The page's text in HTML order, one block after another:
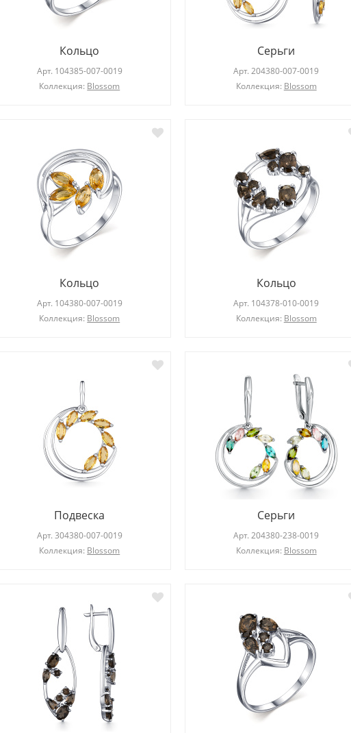
Кольцо
Арт. 104385-007-0019
Коллекция: Blossom
Серьги
Арт.204380-007-0019
Коллекция: Blossom
Кольцо
Арт. 104380-007-0019
Коллекция: Blossom
Кольцо
Арт. 104378-010-0019
Коллекция: Blossom
Подвеска
Арт. 304380-007-0019
Коллекция: Blossom
Серьги
Арт.204380-238-0019
Коллекция: Blossom